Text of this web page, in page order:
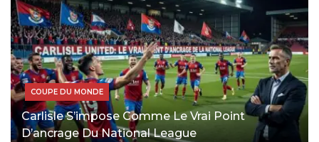
COUPE DU MONDE
Carlisle S’impose Comme Le Vrai Point
D’ancrage Du National League